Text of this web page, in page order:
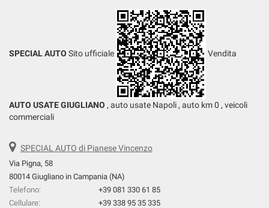
SPECIAL AUTO Sito ufficiale Vendita
AUTO USATE GIUGLIANO , auto usate Napoli , auto km 0 , veicoli
commerciali
SPECIAL AUTO di Pianese Vincenzo
Via Pigna, 58
80014 Giugliano in Campania (NA)
Telefono:
+39 081 330 61 85
Cellulare:
+39 338 95 35 335